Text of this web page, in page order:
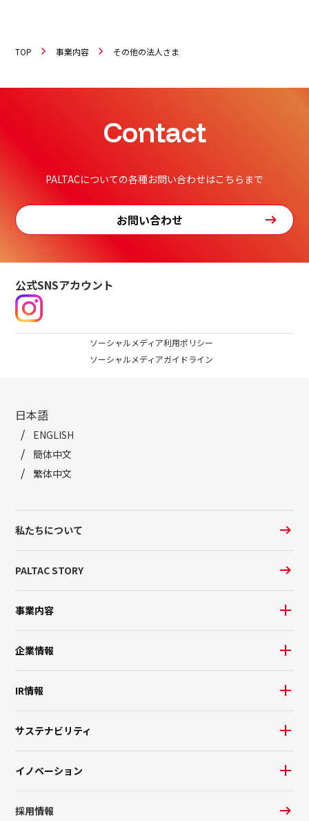
TOP 事業内容 その他の法人さま
Contact
PALTACについての各種お問い合わせはこちらまで
お問い合わせ
公式SNSアカウント
ソーシャルメディア利用ポリシー
ソーシャルメディアガイドライン
日本語
ENGLISH
簡体中文
繁体中文
私たちについて
PALTAC STORY
事業内容
企業情報
IR情報
サステナビリティ
イノベーション
採用情報